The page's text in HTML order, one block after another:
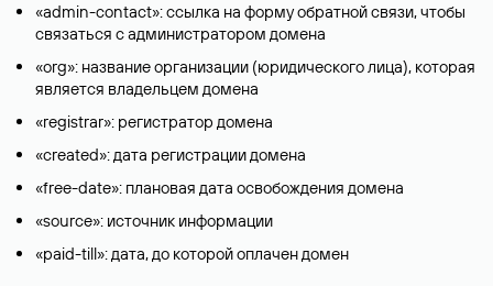
«admin-contact»: ссылка на форму обратной связи, чтобы
связаться с администратором домена
«org»: название организации (юридического лица), которая
является владельцем домена
«registrar»: регистратор домена
«created»: дата регистрации домена
«free-date»: плановая дата освобождения домена
«source»: источник информации
«paid-till»: дата, до которой оплачен домен